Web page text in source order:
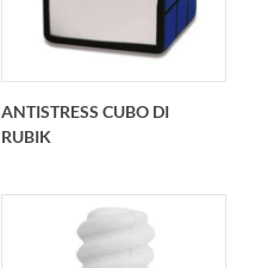
Antistress porta
graffette con pallina
da calcio magnetica
85x85x24 mm
ANTISTRESS CUBO DI
RUBIK